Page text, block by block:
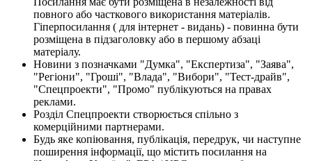
повного або часткового використання матеріалів.
Гіперпосилання ( для інтернет - видань) - повинна бути
розміщена в підзаголовку або в першому абзаці
матеріалу.
Новини з позначками "Думка", "Експертиза", "Заява",
"Регіони", "Гроші", "Влада", "Вибори", "Тест-драйв",
"Спецпроекти", "Промо" публікуються на правах
реклами.
Розділ Спецпроекти створюється спільно з
комерційними партнерами.
Будь яке копіювання, публікація, передрук, чи наступне
поширення інформації, що містить посилання на